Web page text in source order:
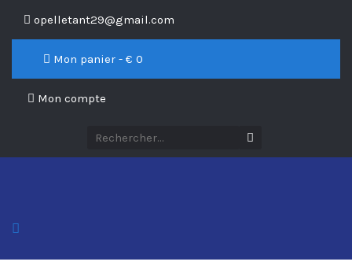
opelletant29@gmail.com
Mon panier - € 0
Mon compte